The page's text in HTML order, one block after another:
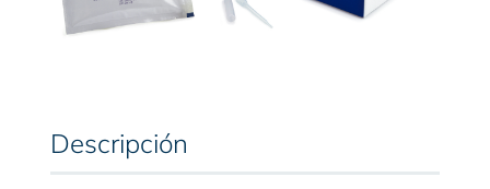
Descripción